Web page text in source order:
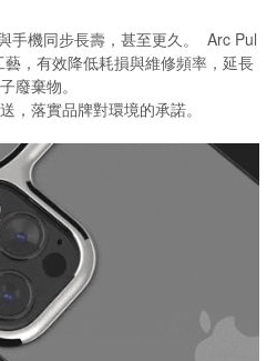
手機同步長壽，甚至更久。 Arc Pul
，有效降低耗損與維修頻率，延長
廢棄物。
，落實品牌對環境的承諾。